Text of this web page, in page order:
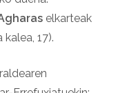
elkarteak
17).